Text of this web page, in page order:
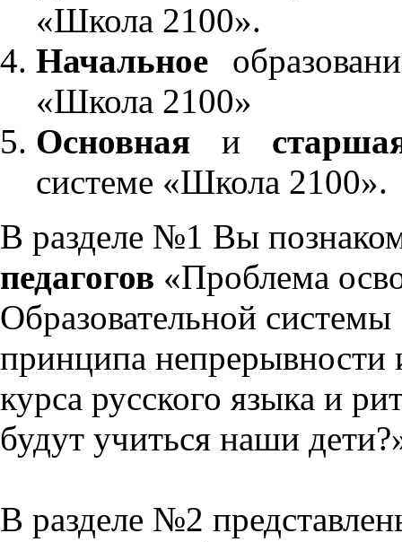
«Школа 2100».
Начальное
«Школа 2100»
Основнаяи
системе «Школа 2100».
В разделе №1 Вы
педагогов «Проблема
Образовательной
принципа непрерывности
курса русского языка и
будут учиться наши
В разделе №2